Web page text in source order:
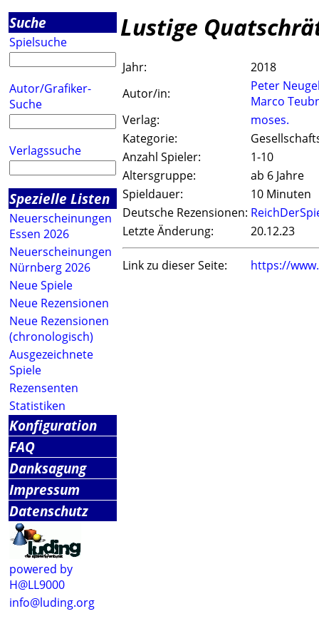
Suche
Spielsuche
Autor/Grafiker-
Suche
Verlagssuche
Spezielle Listen
Neuerscheinungen
Essen 2026
Neuerscheinungen
Nürnberg 2026
Neue Spiele
Neue Rezensionen
Neue Rezensionen
(chronologisch)
Ausgezeichnete
Spiele
Rezensenten
Statistiken
Konfiguration
FAQ
Danksagung
Impressum
Datenschutz
powered by
H@LL9000
info@luding.org
Lustige
Jahr:
2018
Autor/in:
Peter
Marco
Verlag:
moses.
Kategorie:
Anzahl Spieler:
1-10
Altersgruppe:
ab 6 Jahre
Spieldauer:
10 Minuten
Deutsche Rezensionen:
Letzte Änderung:
20.12.23
Link zu dieser Seite: https://